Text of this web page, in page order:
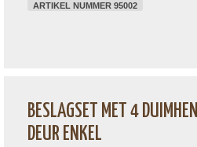
ARTIKEL NUMMER 95002
BESLAGSET MET 4
DEUR ENKEL